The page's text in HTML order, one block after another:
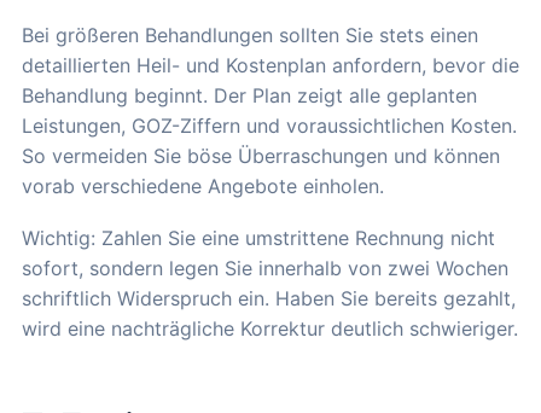
Bei größeren Behandlungen sollten Sie stets einen
detaillierten Heil- und Kostenplan anfordern, bevor die
Behandlung beginnt. Der Plan zeigt alle geplanten
Leistungen, GOZ-Ziffern und voraussichtlichen Kosten.
So vermeiden Sie böse Überraschungen und können
vorab verschiedene Angebote einholen.
Wichtig: Zahlen Sie eine umstrittene Rechnung nicht
sofort, sondern legen Sie innerhalb von zwei Wochen
schriftlich Widerspruch ein. Haben Sie bereits gezahlt,
wird eine nachträgliche Korrektur deutlich schwieriger.